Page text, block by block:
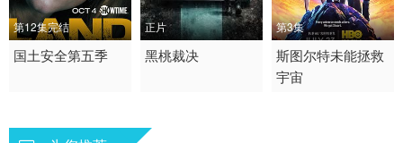
第12集完结
2015 / 美国 / 英语
国土安全第五季
正片
2026 / 美国 / 英语
黑桃裁决
第3集
2026 / 美国 / 英语
欧美
斯图尔特未能拯救
宇宙